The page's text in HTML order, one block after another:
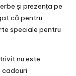
și prezența pe
că pentru
speciale pentru
nu este
cadouri